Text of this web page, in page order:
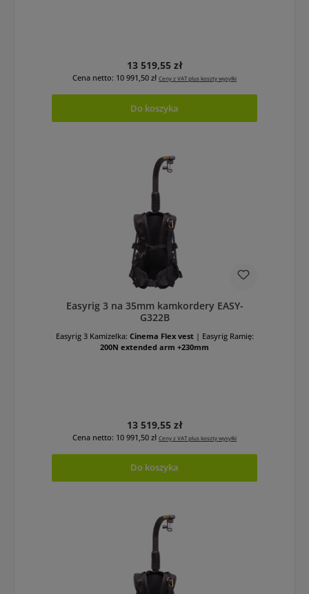
Cena regularna:
13 519,55 zł
Cena netto: 10 991,50 zł Ceny z VAT plus koszty wysyłki
Do koszyka
Easyrig 3 na 35mm kamkordery EASY-
G322B
Easyrig 3 Kamizelka: Cinema Flex vest | Easyrig Ramię:
200N extended arm +230mm
Cena regularna:
13 519,55 zł
Cena netto: 10 991,50 zł Ceny z VAT plus koszty wysyłki
Do koszyka